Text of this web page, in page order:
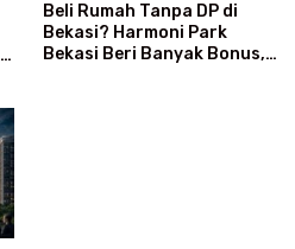
Beli Rumah Tanpa DP di
Bekasi? Harmoni Park
Bekasi Beri Banyak Bonus,